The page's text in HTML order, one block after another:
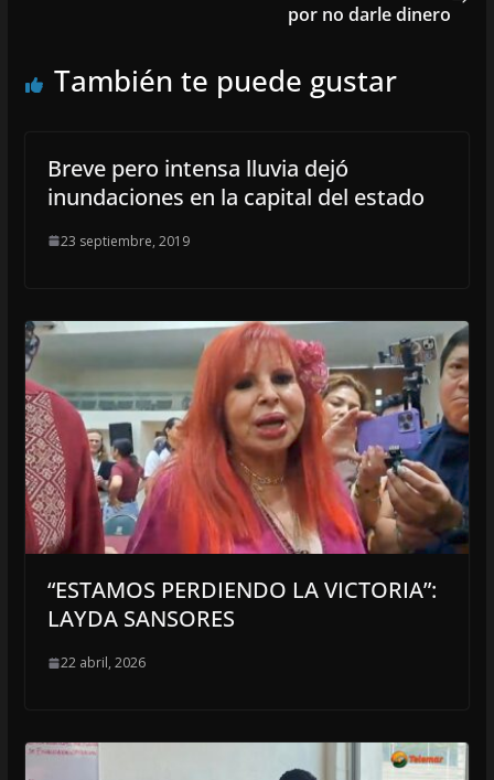
por no darle dinero
También te puede gustar
Breve pero intensa lluvia dejó
inundaciones en la capital del estado
23 septiembre, 2019
“ESTAMOS PERDIENDO LA VICTORIA”:
LAYDA SANSORES
22 abril, 2026